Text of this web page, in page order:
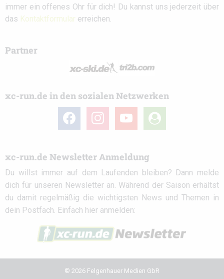
immer ein offenes Ohr für dich! Du kannst uns jederzeit über
das Kontaktformular erreichen.
Partner
xc-run.de in den sozialen Netzwerken
facebook instagramyoutube
user-
circle
xc-run.de Newsletter Anmeldung
Du willst immer auf dem Laufenden bleiben? Dann melde
dich für unseren Newsletter an. Während der Saison erhältst
du damit regelmäßig die wichtigsten News und Themen in
dein Postfach. Einfach hier anmelden:
© 2026 Felgenhauer Medien GbR